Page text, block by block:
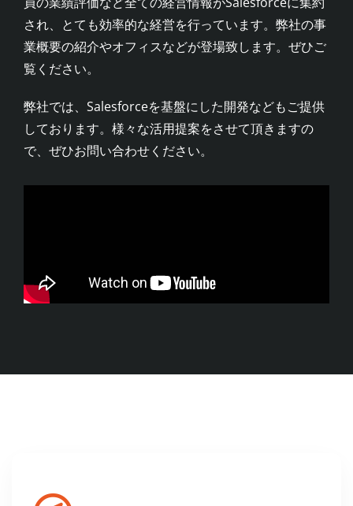
され、とても効率的な経営を行っています。弊社の事
業概要の紹介やオフィスなどが登場致します。ぜひご
覧ください。
弊社では、Salesforceを基盤にした開発などもご提供
しております。様々な活用提案をさせて頂きますの
で、ぜひお問い合わせください。